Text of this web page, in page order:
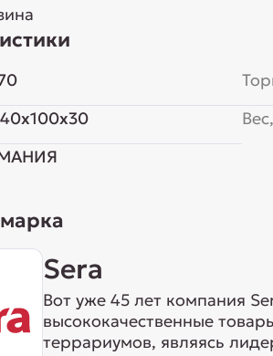
Sera
Вот уже 45 лет компания
высококачественные
террариумов, являясь